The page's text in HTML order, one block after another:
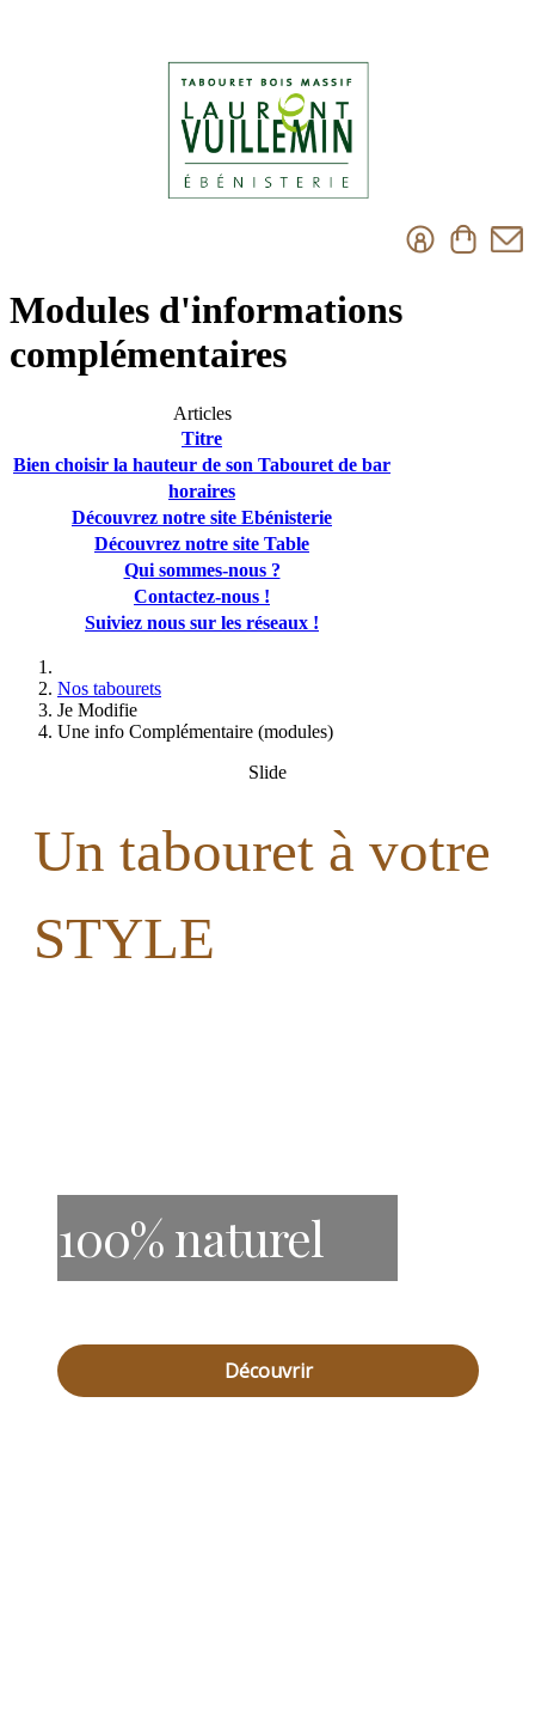
Modules d'informations
complémentaires
Articles
Titre
Bien choisir la hauteur de son Tabouret de bar
horaires
Découvrez notre site Ebénisterie
Découvrez notre site Table
Qui sommes-nous ?
Contactez-nous !
Suiviez nous sur les réseaux !
Nos tabourets
Je Modifie
Une info Complémentaire (modules)
Slide
Un tabouret à votre
STYLE
100% naturel
Découvrir